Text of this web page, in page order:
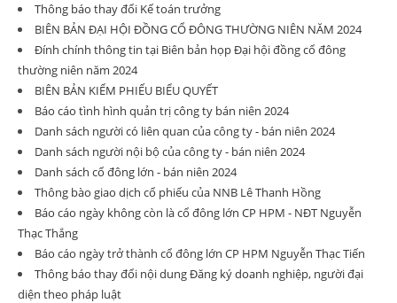
Thông báo thay đổi Kế toán trưởng
BIÊN BẢN ĐẠI HỘI ĐỒNG CỔ ĐÔNG THƯỜNG NIÊN NĂM 2024
Đính chính thông tin tại Biên bản họp Đại hội đồng cổ đông
thường niên năm 2024
BIÊN BẢN KIỂM PHIẾU BIỂU QUYẾT
Báo cáo tình hình quản trị công ty bán niên 2024
Danh sách người có liên quan của công ty - bán niên 2024
Danh sách người nội bộ của công ty - bán niên 2024
Danh sách cổ đông lớn - bán niên 2024
Thông bào giao dịch cổ phiếu của NNB Lê Thanh Hồng
Báo cáo ngày không còn là cổ đông lớn CP HPM - NĐT Nguyễn
Thạc Thắng
Báo cáo ngày trở thành cổ đông lớn CP HPM Nguyễn Thạc Tiến
Thông báo thay đổi nội dung Đăng ký doanh nghiệp, người đại
diện theo pháp luật